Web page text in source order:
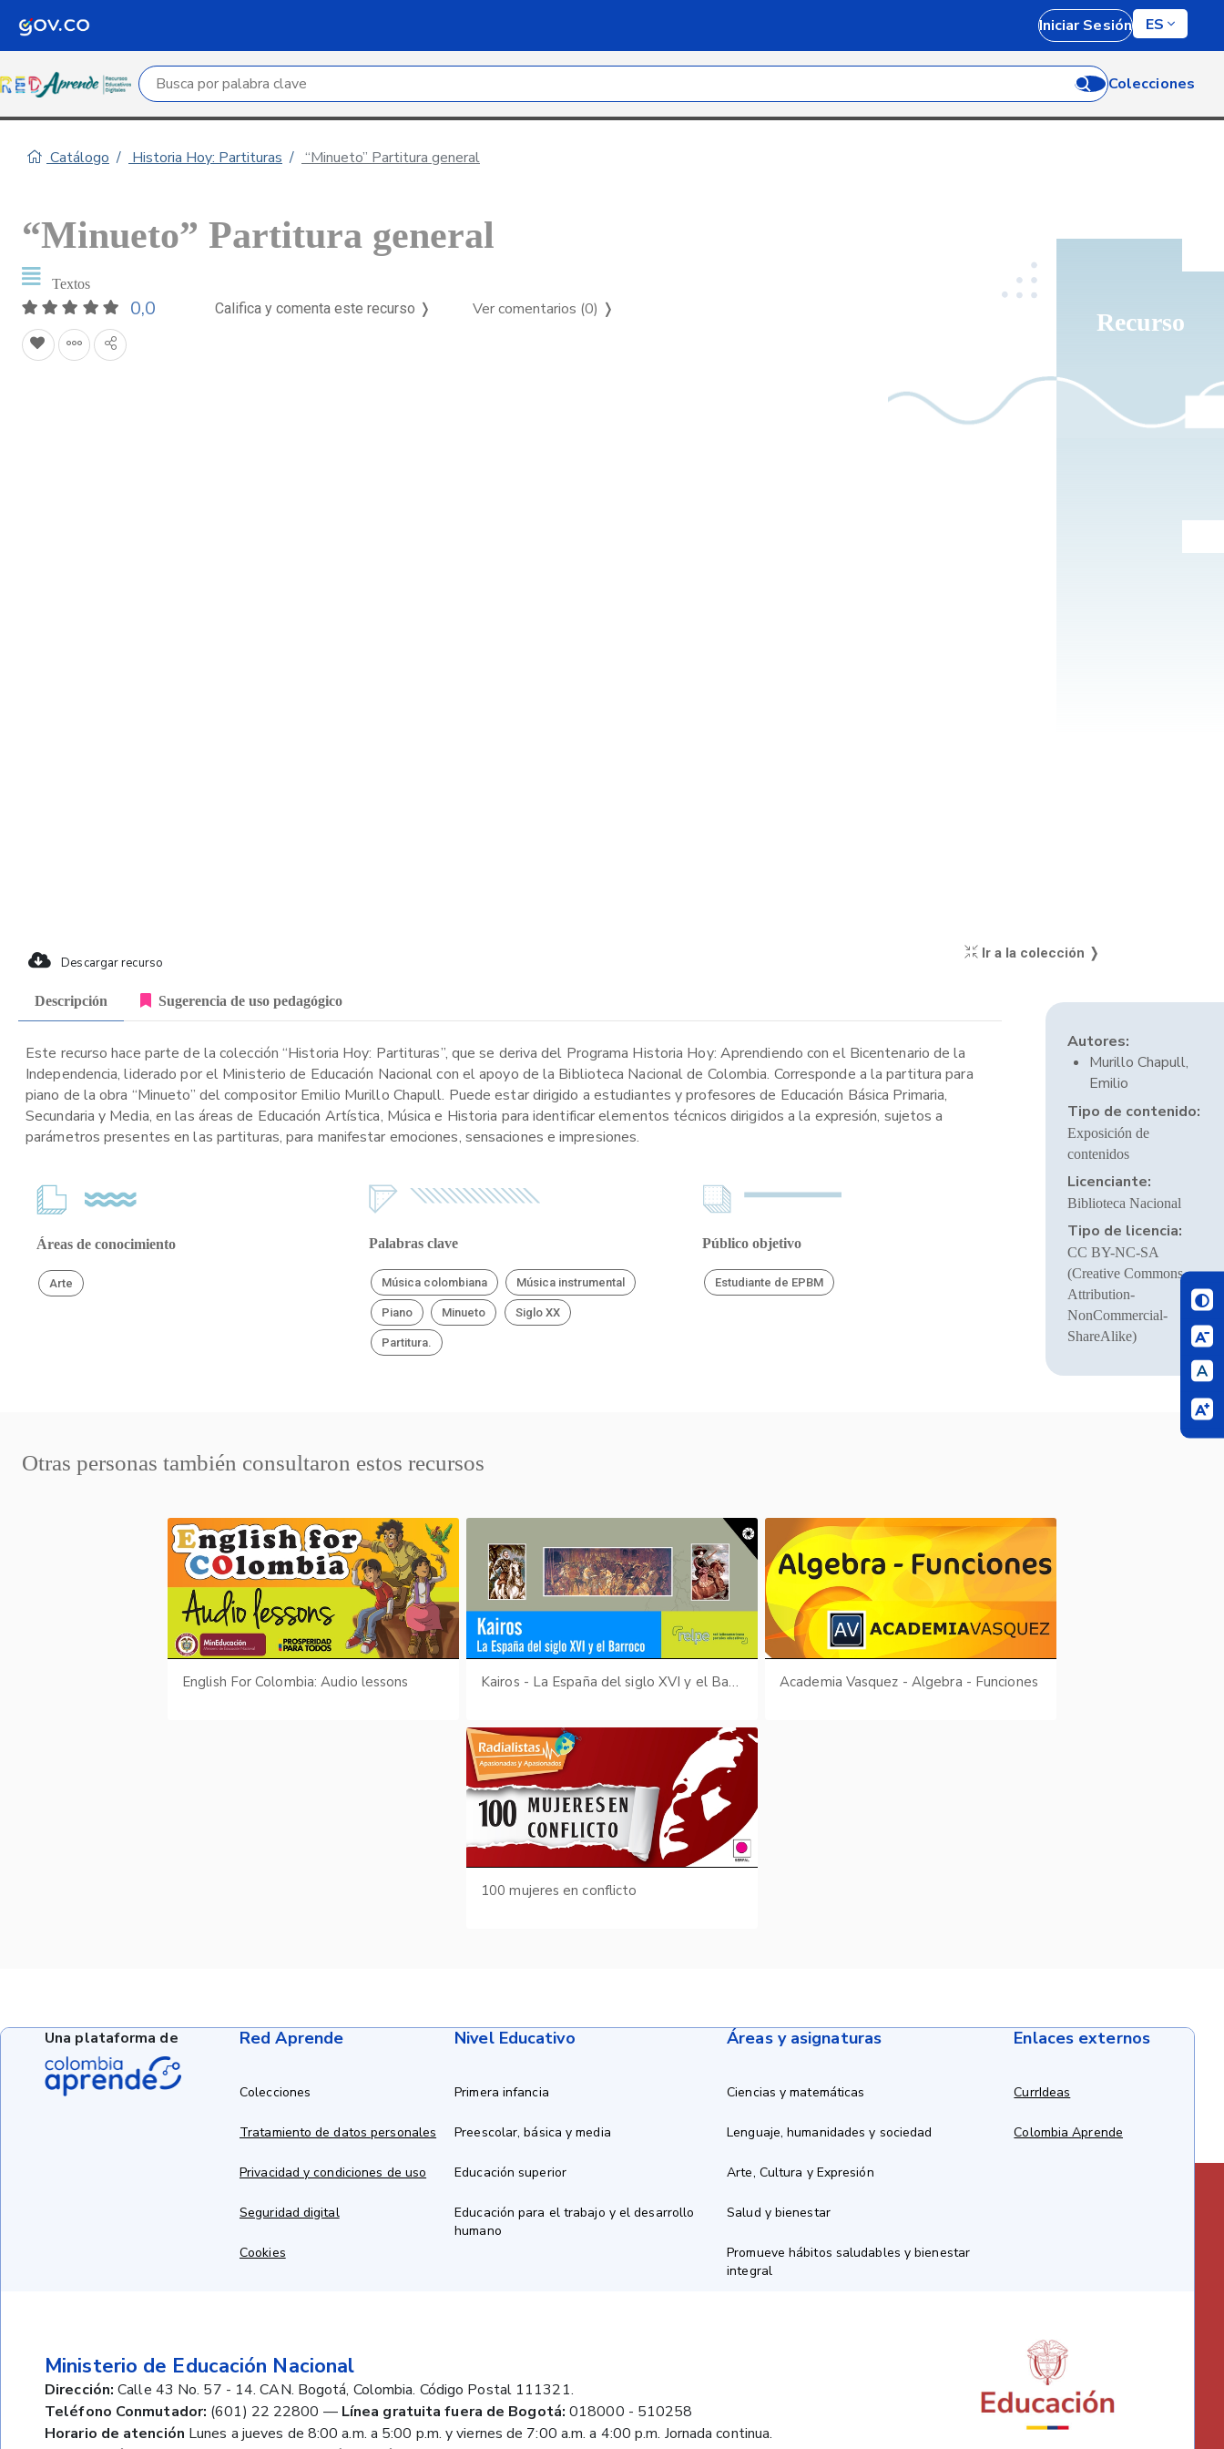
Iniciar Sesión ES
Campo de búsqueda por palabra clave Colecciones
Catálogo Historia Hoy: Partituras “Minueto” Partitura general
Recurso
“Minueto” Partitura general
Textos
0,0 Califica y comenta este recurso ❭ Ver comentarios (0) ❭
Descargar recurso
Ir a la colección ❭
Descripción Sugerencia de uso pedagógico
Este recurso hace parte de la colección “Historia Hoy: Partituras”, que se deriva del Programa Historia Hoy: Aprendiendo con el Bicentenario de la
Independencia, liderado por el Ministerio de Educación Nacional con el apoyo de la Biblioteca Nacional de Colombia. Corresponde a la partitura para
piano de la obra “Minueto” del compositor Emilio Murillo Chapull. Puede estar dirigido a estudiantes y profesores de Educación Básica Primaria,
Secundaria y Media, en las áreas de Educación Artística, Música e Historia para identificar elementos técnicos dirigidos a la expresión, sujetos a
parámetros presentes en las partituras, para manifestar emociones, sensaciones e impresiones.
Áreas de conocimiento
Arte
Palabras clave
Música colombiana Música instrumental
Piano Minueto Siglo XX
Partitura.
Público objetivo
Estudiante de EPBM
Autores:
Murillo Chapull,
Emilio
Tipo de contenido:
Exposición de
contenidos
Licenciante:
Biblioteca Nacional
Tipo de licencia:
CC BY-NC-SA
(Creative Commons
Attribution-
NonCommercial-
ShareAlike)
Otras personas también consultaron estos recursos
English For Colombia: Audio lessons Kairos - La España del siglo XVI y el Barroco Academia Vasquez - Algebra - Funciones
100 mujeres en conflicto
Red Aprende
Colecciones
Tratamiento de datos personales
Privacidad y condiciones de uso
Seguridad digital
Cookies
Nivel Educativo
Primera infancia
Preescolar, básica y media
Educación superior
Educación para el trabajo y el desarrollo
humano
Áreas y asignaturas
Ciencias y matemáticas
Lenguaje, humanidades y sociedad
Arte, Cultura y Expresión
Salud y bienestar
Promueve hábitos saludables y bienestar
integral
Enlaces externos
CurrIdeas
Colombia Aprende
Ministerio de Educación Nacional
Dirección: Calle 43 No. 57 - 14. CAN. Bogotá, Colombia. Código Postal 111321.
Teléfono Conmutador: (601) 22 22800 — Línea gratuita fuera de Bogotá: 018000 - 510258
Horario de atención Lunes a jueves de 8:00 a.m. a 5:00 p.m. y viernes de 7:00 a.m. a 4:00 p.m. Jornada continua.
Una plataforma de